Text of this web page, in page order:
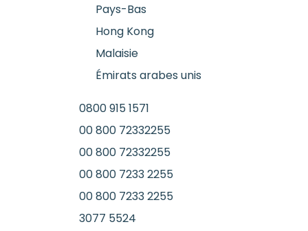
Pays-Bas
Hong Kong
Malaisie
Émirats arabes unis
0800 915 1571
00 800 72332255
00 800 72332255
00 800 7233 2255
00 800 7233 2255
3077 5524